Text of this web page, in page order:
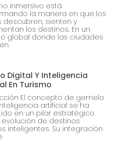
inmersivo está
la manera en que los
descubren, sienten y
los destinos. En un
global donde las ciudades
Digital Y Inteligencia
En Turismo
El concepto de gemelo
artificial se ha
en un pilar estratégico
de destinos
inteligentes. Su integración